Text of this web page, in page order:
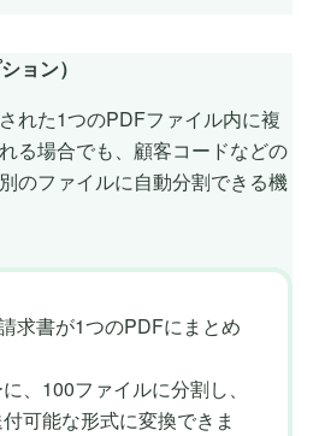
ョン）
れた1つのPDFファイル内に複
る場合でも、顧客コードなどの
のファイルに自動分割できる機
求書が1つのPDFにまとめ
、100ファイルに分割し、
可能な形式に変換できま